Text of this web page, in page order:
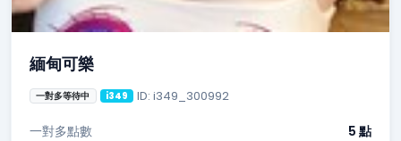
緬甸可樂
一對多等待中 i349 ID: i349_300992
一對多點數
5 點